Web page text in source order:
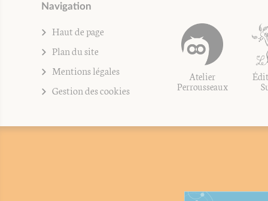
Navigation
Haut de page
Plan du site
Mentions légales
Gestion des cookies
Atelier
Perrousseaux